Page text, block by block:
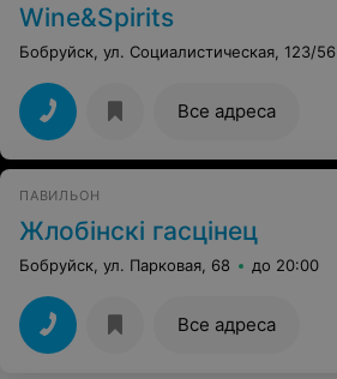
Wine&Spirits
Бобруйск, ул. Социалистическая, 123/56
Все адреса
ПАВИЛЬОН
Жлобiнскi гасцiнец
Бобруйск, ул. Парковая, 68 до 20:00
Все адреса